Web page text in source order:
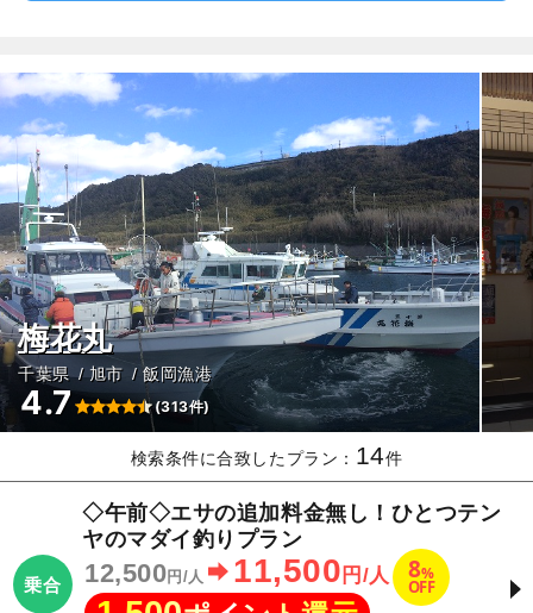
梅花丸
千葉県 旭市 飯岡漁港
4.7 (313件)
検索条件に合致したプラン： 14件
乗合
◇午前◇エサの追加料金無し！ひとつテン
ヤのマダイ釣りプラン
12,500 円/人 11,500 円/人 8%
OFF